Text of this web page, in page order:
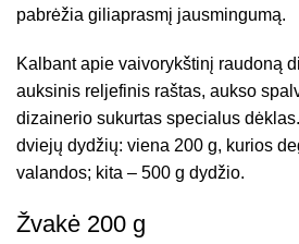
pabrėžia giliaprasmį jausmingumą.
Kalbant apie vaivorykštinį raudoną
auksinis reljefinis raštas, aukso
dizainerio sukurtas specialus
dviejų dydžių: viena 200 g, kurios
valandos; kita – 500 g dydžio.
Žvakė 200 g